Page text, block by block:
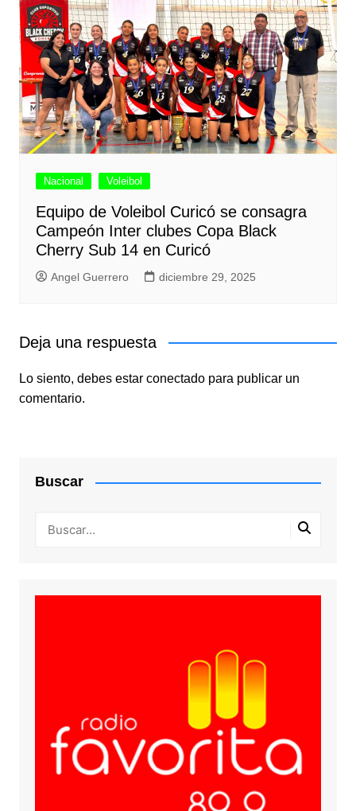
Nacional Voleibol
Equipo de Voleibol Curicó se consagra
Campeón Inter clubes Copa Black
Cherry Sub 14 en Curicó
Angel Guerrero diciembre 29, 2025
Deja una respuesta
Lo siento, debes estar conectadopara publicar un
comentario.
Buscar